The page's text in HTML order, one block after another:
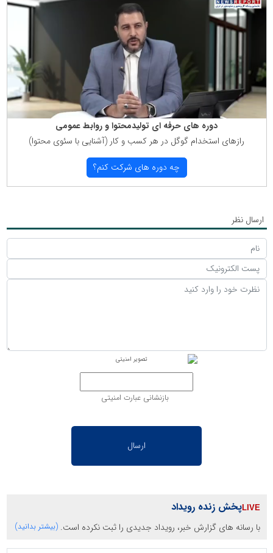
دوره های حرفه ای تولیدمحتوا و روابط عمومی
رازهای استخدام گوگل در هر كسب و كار (آشنایی با سئوی محتوا)
چه دوره های شركت كنم؟
ارسال نظر
بازنشانی عبارت امنیتی
پخش زنده رویداد
با رسانه های گزارش خبر، رویداد جدیدی را ثبت نکرده است. (بیشتر بدانید)